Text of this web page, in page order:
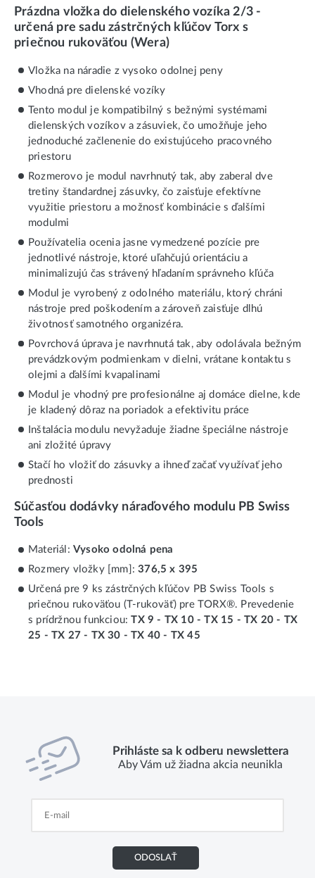
Prázdna vložka do dielenského vozíka 2/3 -
určená pre sadu zástrčných kľúčov Torx s
priečnou rukoväťou (Wera)
Vložka na náradie z vysoko odolnej peny
Vhodná pre dielenské vozíky
Tento modul je kompatibilný s bežnými systémami
dielenských vozíkov a zásuviek, čo umožňuje jeho
jednoduché začlenenie do existujúceho pracovného
priestoru
Rozmerovo je modul navrhnutý tak, aby zaberal dve
tretiny štandardnej zásuvky, čo zaisťuje efektívne
využitie priestoru a možnosť kombinácie s ďalšími
modulmi
Používatelia ocenia jasne vymedzené pozície pre
jednotlivé nástroje, ktoré uľahčujú orientáciu a
minimalizujú čas strávený hľadaním správneho kľúča
Modul je vyrobený z odolného materiálu, ktorý chráni
nástroje pred poškodením a zároveň zaisťuje dlhú
životnosť samotného organizéra.
Povrchová úprava je navrhnutá tak, aby odolávala bežným
prevádzkovým podmienkam v dielni, vrátane kontaktu s
olejmi a ďalšími kvapalinami
Modul je vhodný pre profesionálne aj domáce dielne, kde
je kladený dôraz na poriadok a efektivitu práce
Inštalácia modulu nevyžaduje žiadne špeciálne nástroje
ani zložité úpravy
Stačí ho vložiť do zásuvky a ihneď začať využívať jeho
prednosti
Súčasťou dodávky náraďového modulu PB Swiss
Tools
Materiál: Vysoko odolná pena
Rozmery vložky [mm]:376,5 x 395
Určená pre 9 ks zástrčných kľúčov PB Swiss Tools s
priečnou rukoväťou (T-rukoväť) pre TORX®. Prevedenie
s prídržnou funkciou:TX 9 - TX 10 - TX 15 - TX 20 - TX
25 - TX 27 - TX 30 - TX 40 - TX 45
Prihláste sa k odberu newslettera
Aby Vám už žiadna akcia neunikla
ODOSLAŤ